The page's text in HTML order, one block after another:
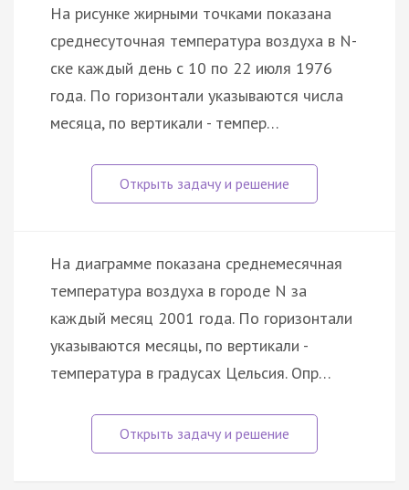
На рисунке жирными точками показана
среднесуточная температура воздуха в N-
ске каждый день с 10 по 22 июля 1976
года. По горизонтали указываются числа
месяца, по вертикали - темпер…
На диаграмме показана среднемесячная
температура воздуха в городе N за
каждый месяц 2001 года. По горизонтали
указываются месяцы, по вертикали -
температура в градусах Цельсия. Опр…